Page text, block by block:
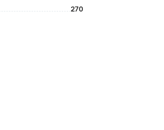
270